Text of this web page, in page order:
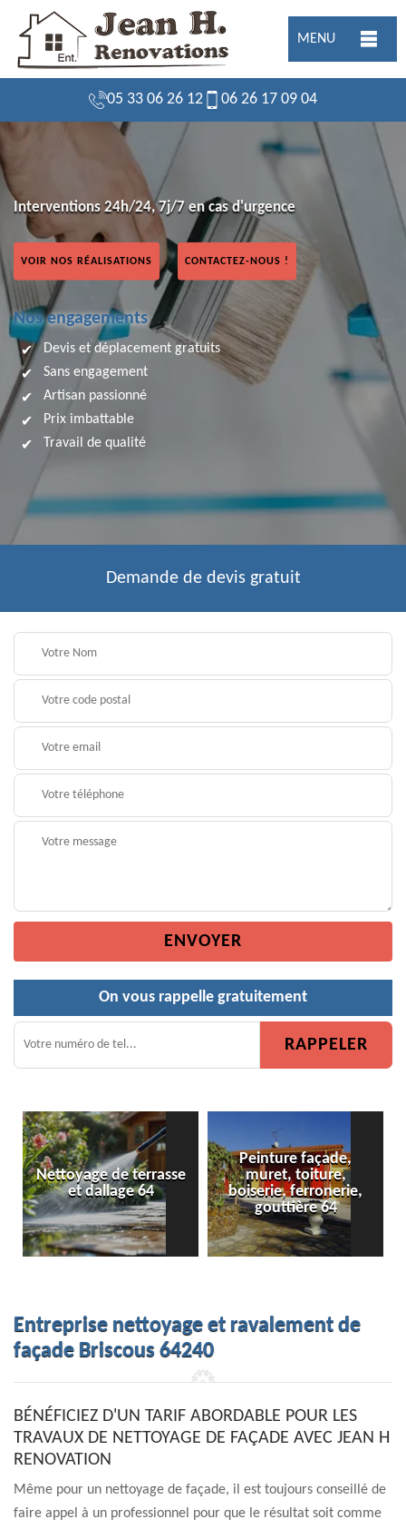
MENU
05 33 06 26 12 06 26 17 09 04
Interventions 24h/24, 7j/7 en cas d'urgence
VOIR NOS RÉALISATIONS CONTACTEZ-NOUS !
Nos engagements
Devis et déplacement gratuits
Sans engagement
Artisan passionné
Prix imbattable
Travail de qualité
Demande de devis gratuit
On vous rappelle gratuitement
Peinture façade,
muret, toiture,
boiserie, ferronerie,
gouttière 64
Peinture de clôture 64
Entreprise nettoyage et ravalement de
façade Briscous 64240
BÉNÉFICIEZ D'UN TARIF ABORDABLE POUR LES
TRAVAUX DE NETTOYAGE DE FAÇADE AVEC JEAN H
RENOVATION
Même pour un nettoyage de façade, il est toujours conseillé de
faire appel à un professionnel pour que le résultat soit comme